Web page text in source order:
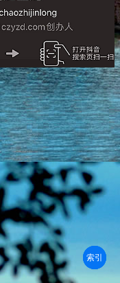
部首
笔划
拼音
潮拼